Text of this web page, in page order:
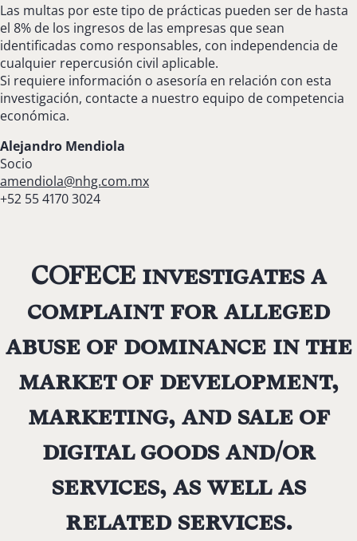
Las multas por este tipo de prácticas pueden ser de hasta
el 8% de los ingresos de las empresas que sean
identificadas como responsables, con independencia de
cualquier repercusión civil aplicable.
Si requiere información o asesoría en relación con esta
investigación, contacte a nuestro equipo de competencia
económica.
Alejandro Mendiola
Socio
amendiola@nhg.com.mx
+52 55 4170 3024
COFECE investigates a
complaint for alleged
abuse of dominance in the
market of development,
marketing, and sale of
digital goods and/or
services, as well as
related services.